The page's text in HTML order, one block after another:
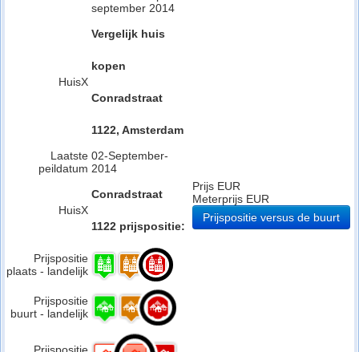
september 2014
HuisX
Vergelijk huis
kopen
Conradstraat
1122, Amsterdam
Laatste
peildatum
02-September-
2014
HuisX
Conradstraat
1122 prijspositie:
Prijspositie
plaats - landelijk
Prijspositie
buurt - landelijk
Prijs EUR
Meterprijs EUR
Prijspositie versus de buurt